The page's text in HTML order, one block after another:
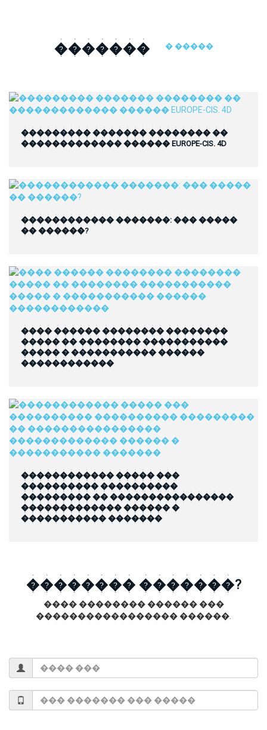
������� � �����
��������� ������� �������� ��
������������� ������ EUROPE-CIS. 4D
������������ �������: ��� �����
�� ������?
���� ������ �������� ��������
����� �� �������� �����������
����� � ����������� ������
������������
������������ ����� ���
���������� ����������
��������� �� ����������������
������������� ������ �
����������� �������
�������� �������?
���� �������� ������ ���
����������������� ������.